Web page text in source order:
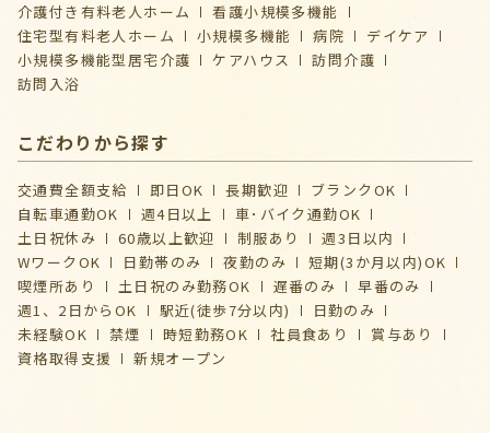
介護付き有料老人ホーム
看護小規模多機能
住宅型有料老人ホーム
小規模多機能 病院
デイケア
⼩規模多機能型居宅介護
ケアハウス
訪問介護
訪問入浴
こだわりから探す
交通費全額支給 即日OK 長期歓迎
ブランクOK
自転車通勤OK
週4日以上
車･バイク通勤OK
土日祝休み
60歳以上歓迎 制服あり
週3日以内
WワークOK
日勤帯のみ 夜勤のみ
短期(3か月以内)OK
喫煙所あり
土日祝のみ勤務OK 遅番のみ
早番のみ
週1、2日からOK
駅近(徒歩7分以内)
日勤のみ
未経験OK
禁煙 時短勤務OK 社員食あり
賞与あり
資格取得支援
新規オープン